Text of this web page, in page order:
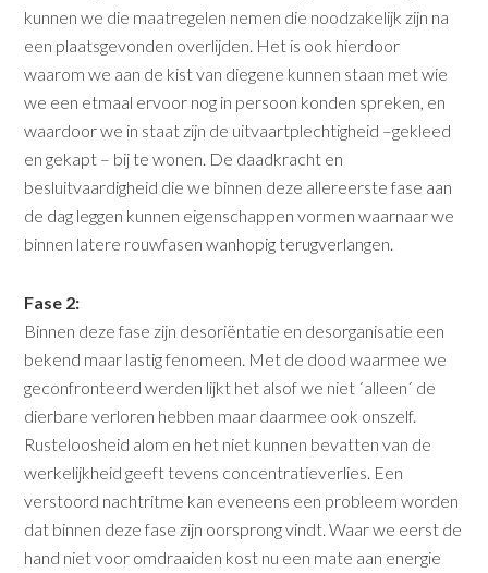
kunnen we die maatregelen nemen die noodzakelijk zijn na
een plaatsgevonden overlijden. Het is ook hierdoor
waarom we aan de kist van diegene kunnen staan met wie
we een etmaal ervoor nog in persoon konden spreken, en
waardoor we in staat zijn de uitvaartplechtigheid –gekleed
en gekapt – bij te wonen. De daadkracht en
besluitvaardigheid die we binnen deze allereerste fase aan
de dag leggen kunnen eigenschappen vormen waarnaar we
binnen latere rouwfasen wanhopig terugverlangen.
Fase 2:
Binnen deze fase zijn desoriëntatie en desorganisatie een
bekend maar lastig fenomeen. Met de dood waarmee we
geconfronteerd werden lijkt het alsof we niet ´alleen´ de
dierbare verloren hebben maar daarmee ook onszelf.
Rusteloosheid alom en het niet kunnen bevatten van de
werkelijkheid geeft tevens concentratieverlies. Een
verstoord nachtritme kan eveneens een probleem worden
dat binnen deze fase zijn oorsprong vindt. Waar we eerst de
hand niet voor omdraaiden kost nu een mate aan energie